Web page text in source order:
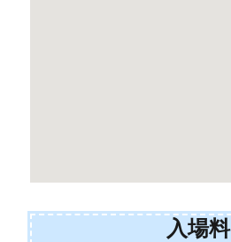
入場料